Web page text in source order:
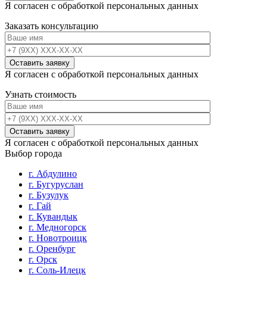
Я согласен с обработкой персональных данных
Заказать консультацию
Я согласен с обработкой персональных данных
Узнать стоимость
Я согласен с обработкой персональных данных
Выбор города
г. Абдулино
г. Бугуруслан
г. Бузулук
г. Гай
г. Кувандык
г. Медногорск
г. Новотроицк
г. Оренбург
г. Орск
г. Соль-Илецк